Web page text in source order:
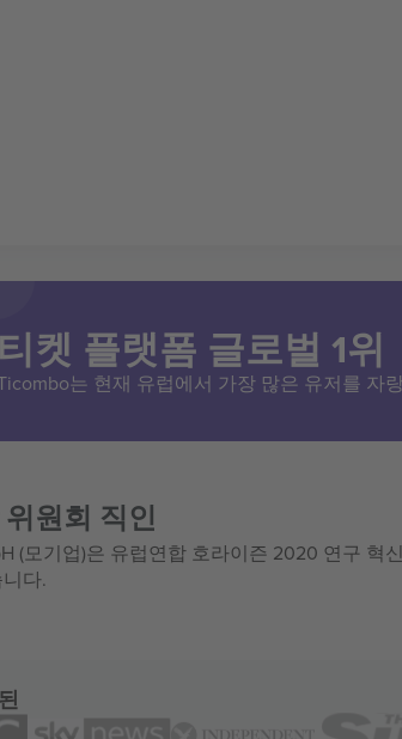
티켓 플랫폼 글로벌 1위
는 현재 유럽에서 가장 많은 유저를 자
원회 직인
(모기업)은 유럽연합 호라이즌 2020 연구 혁
다.